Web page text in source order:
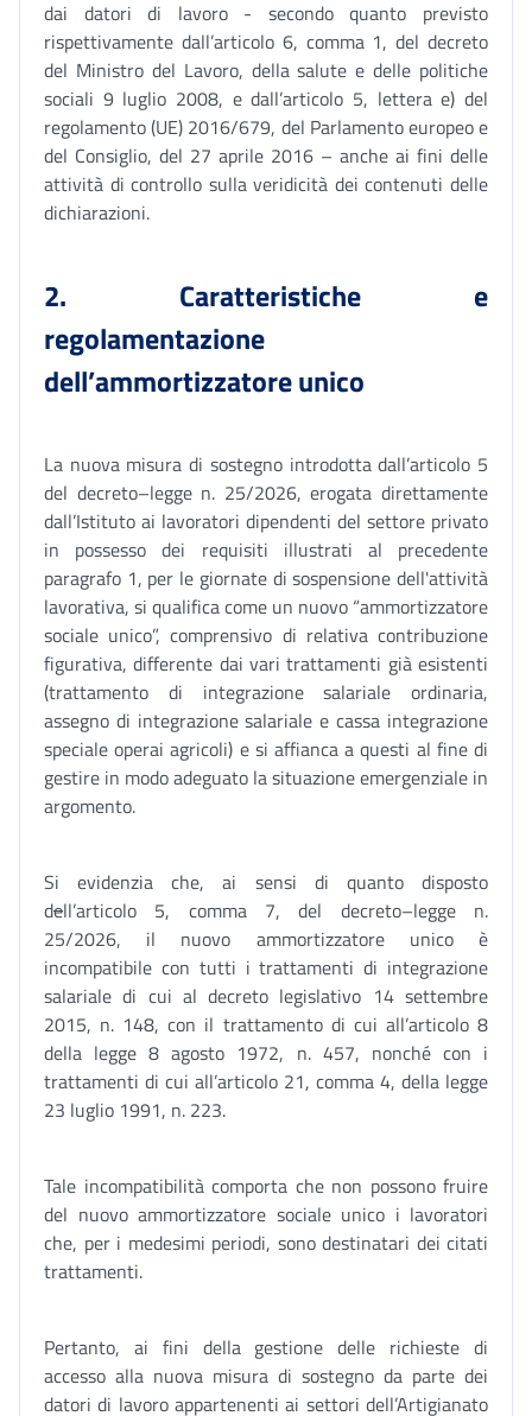
dai datori di lavoro - secondo quanto previsto
rispettivamente dall’articolo 6, comma 1, del decreto
del Ministro del Lavoro, della salute e delle politiche
sociali 9 luglio 2008, e dall’articolo 5, lettera e) del
regolamento (UE) 2016/679, del Parlamento europeo e
del Consiglio, del 27 aprile 2016 – anche ai fini delle
attività di controllo sulla veridicità dei contenuti delle
dichiarazioni.
2. Caratteristiche e
regolamentazione
dell’ammortizzatore unico
La nuova misura di sostegno introdotta dall’articolo 5
del decreto–legge n. 25/2026, erogata direttamente
dall’Istituto ai lavoratori dipendenti del settore privato
in possesso dei requisiti illustrati al precedente
paragrafo 1, per le giornate di sospensione dell'attività
lavorativa, si qualifica come un nuovo “ammortizzatore
sociale unico”, comprensivo di relativa contribuzione
figurativa, differente dai vari trattamenti già esistenti
(trattamento di integrazione salariale ordinaria,
assegno di integrazione salariale e cassa integrazione
speciale operai agricoli) e si affianca a questi al fine di
gestire in modo adeguato la situazione emergenziale in
argomento.
Si evidenzia che, ai sensi di quanto disposto
dell’articolo 5, comma 7, del decreto–legge n.
25/2026, il nuovo ammortizzatore unico è
incompatibile con tutti i trattamenti di integrazione
salariale di cui al decreto legislativo 14 settembre
2015, n. 148, con il trattamento di cui all’articolo 8
della legge 8 agosto 1972, n. 457, nonché con i
trattamenti di cui all’articolo 21, comma 4, della legge
23 luglio 1991, n. 223.
Tale incompatibilità comporta che non possono fruire
del nuovo ammortizzatore sociale unico i lavoratori
che, per i medesimi periodi, sono destinatari dei citati
trattamenti.
Pertanto, ai fini della gestione delle richieste di
accesso alla nuova misura di sostegno da parte dei
datori di lavoro appartenenti ai settori dell’Artigianato